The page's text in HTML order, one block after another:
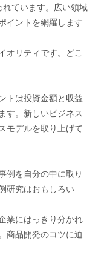
ています。広い領域
イントを網羅します
オリティです。どこ
トは投資金額と収益
す。新しいビジネス
モデルを取り上げて
例を自分の中に取り
研究はおもしろい
業にはっきり分かれ
商品開発のコツに迫